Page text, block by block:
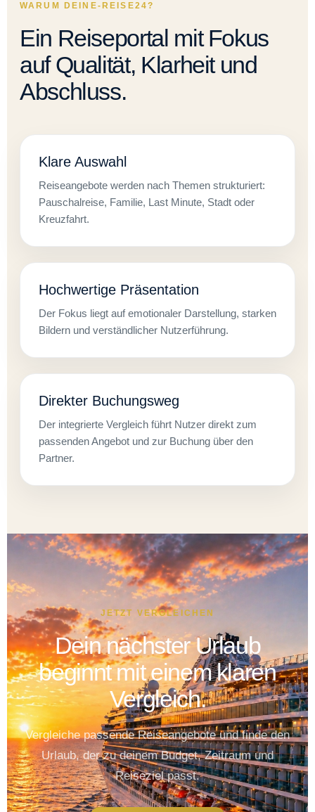
WARUM DEINE-REISE24?
Ein Reiseportal mit Fokus
auf Qualität, Klarheit und
Abschluss.
Klare Auswahl
Reiseangebote werden nach Themen strukturiert:
Pauschalreise, Familie, Last Minute, Stadt oder
Kreuzfahrt.
Hochwertige Präsentation
Der Fokus liegt auf emotionaler Darstellung, starken
Bildern und verständlicher Nutzerführung.
Direkter Buchungsweg
Der integrierte Vergleich führt Nutzer direkt zum
passenden Angebot und zur Buchung über den
Partner.
JETZT VERGLEICHEN
Dein nächster Urlaub
beginnt mit einem klaren
Vergleich.
Vergleiche passende Reiseangebote und finde den
Urlaub, der zu deinem Budget, Zeitraum und
Reiseziel passt.